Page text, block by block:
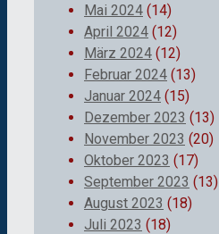
Mai 2024 (14)
April 2024 (12)
März 2024 (12)
Februar 2024 (13)
Januar 2024 (15)
Dezember 2023 (13)
November 2023 (20)
Oktober 2023 (17)
September 2023 (13)
August 2023 (18)
Juli 2023 (18)